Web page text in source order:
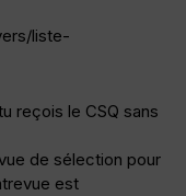
liste-
reçois le CSQ sans
de sélection pour
est